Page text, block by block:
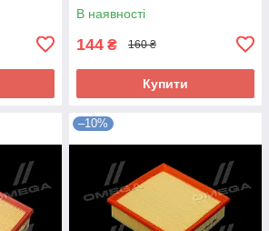
В наявності
144 ₴ 160 ₴
Купити
–10%